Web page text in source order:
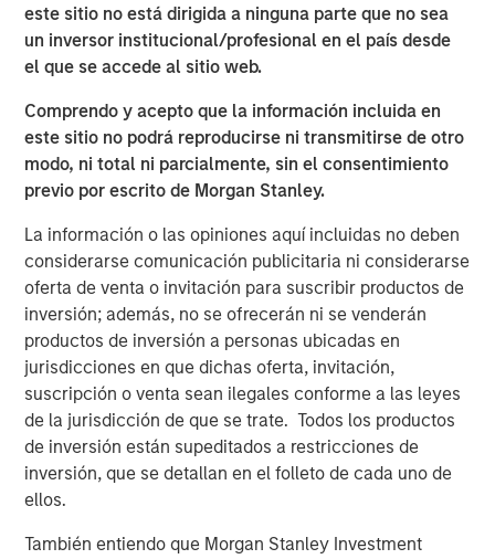
este sitio no está dirigida a ninguna parte que no sea
un inversor institucional/profesional en el país desde
el que se accede al sitio web.
Comprendo y acepto que la información incluida en
este sitio no podrá reproducirse ni transmitirse de otro
modo, ni total ni parcialmente, sin el consentimiento
previo por escrito de Morgan Stanley.
La información o las opiniones aquí incluidas no deben
considerarse comunicación publicitaria ni considerarse
oferta de venta o invitación para suscribir productos de
inversión; además, no se ofrecerán ni se venderán
productos de inversión a personas ubicadas en
jurisdicciones en que dichas oferta, invitación,
suscripción o venta sean ilegales conforme a las leyes
de la jurisdicción de que se trate. Todos los productos
de inversión están supeditados a restricciones de
inversión, que se detallan en el folleto de cada uno de
ellos.
También entiendo que Morgan Stanley Investment
replacement cost in many markets, offering an
attractive entry point
From Over Supply to Equilibrium Supply
Between 2022 and 2025, 2.2 million multifamily units
were delivered in the U.S. (560,000 per year on average),
largely in response to outsized demand that occurred
during and post-COVID. This compares to average annual
deliveries of 245,000 units between 2001 and 2020. The
ensuing spike in inflation, construction costs, and interest
rates have contributed to a significant decline in new
construction starts, down 50% nationally from 2023
levels. Therefore, while the residual effects of post-COVID
excess supply have put pressure on rents in some
submarkets, the medium-term pipeline has thinned
materially. Additionally, this pullback in new supply is
occurring against a backdrop of underbuilding since the
and infill locations.